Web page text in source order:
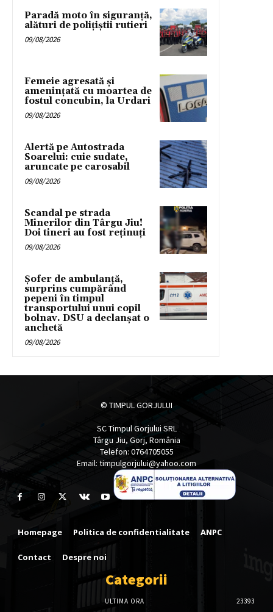
Paradă moto în siguranță,
alături de polițiștii rutieri
09/08/2026
Femeie agresată și
amenințată cu moartea de
fostul concubin, la Urdari
09/08/2026
Alertă pe Autostrada
Soarelui: cuie sudate,
aruncate pe carosabil
09/08/2026
Scandal pe strada
Minerilor din Târgu Jiu!
Doi tineri au fost reținuți
09/08/2026
Șofer de ambulanță,
surprins cumpărând
pepeni în timpul
transportului unui copil
bolnav. DSU a declanșat o
anchetă
09/08/2026
© TIMPUL GORJULUI
SC Timpul Gorjului SRL
Târgu Jiu, Gorj, România
Telefon: 0764705055
Email: timpulgorjului@yahoo.com
Homepage Politica de confidentialitate ANPC
Contact Despre noi
Categorii
ULTIMA ORA
23393